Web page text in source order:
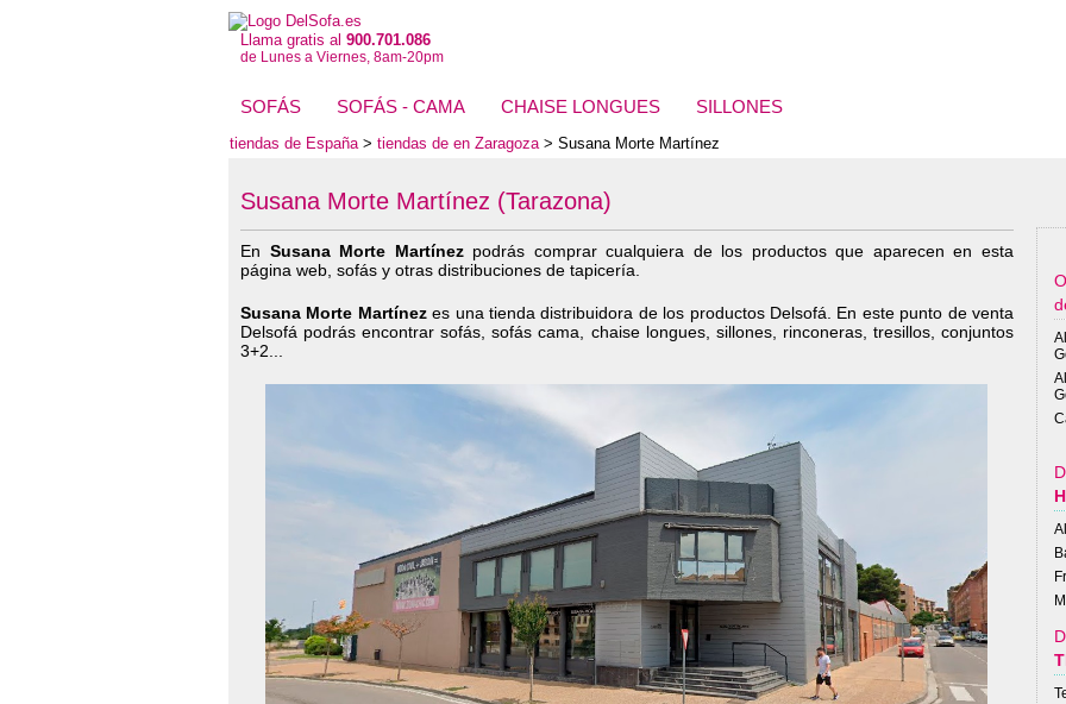
Llama gratis al 900.701.086
de Lunes a Viernes, 8am-20pm
SOFÁS SOFÁS - CAMA CHAISE LONGUES SILLONES
tiendas de España> tiendas de en Zaragoza> Susana Morte Martínez
Susana Morte Martínez (Tarazona)
En Susana Morte Martínezpodrás comprar cualquiera de los productos que aparecen en esta
página web, sofás y otras distribuciones de tapicería.
Susana Morte Martínezes una tienda distribuidora de los productos Delsofá. En este punto de venta
Delsofá podrás encontrar sofás, sofás cama, chaise longues, sillones, rinconeras, tresillos, conjuntos
3+2...